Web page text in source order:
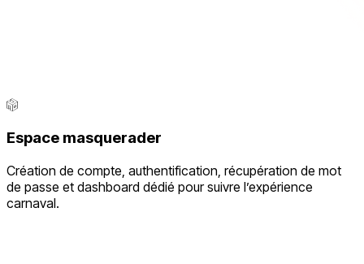
Espace masquerader
Création de compte, authentification, récupération de mot
de passe et dashboard dédié pour suivre l’expérience
carnaval.